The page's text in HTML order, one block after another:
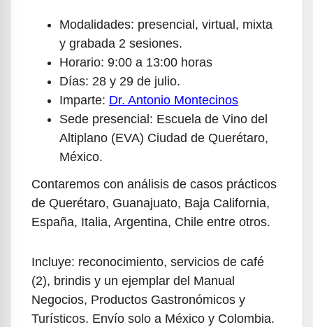
Modalidades: presencial, virtual, mixta
y grabada 2 sesiones.
Horario: 9:00 a 13:00 horas
Días: 28 y 29 de julio.
Imparte: Dr. Antonio Montecinos
Sede presencial: Escuela de Vino del
Altiplano (EVA) Ciudad de Querétaro,
México.
Contaremos con análisis de casos prácticos
de Querétaro, Guanajuato, Baja California,
España, Italia, Argentina, Chile entre otros.
Incluye: reconocimiento, servicios de café
(2), brindis y un ejemplar del Manual
Negocios, Productos Gastronómicos y
Turísticos. Envío solo a México y Colombia.